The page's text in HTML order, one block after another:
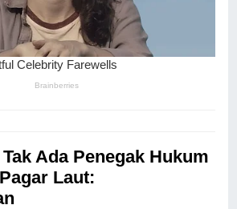
Ada Penegak Hukum
Laut: